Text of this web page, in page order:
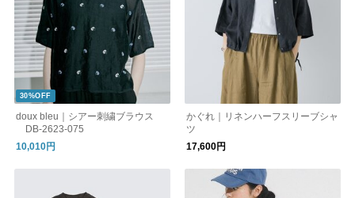
30%OFF
doux bleu｜シアー刺繍ブラウス
DB-2623-075
10,010円
かぐれ｜リネンハーフスリーブシャ
ツ
17,600円